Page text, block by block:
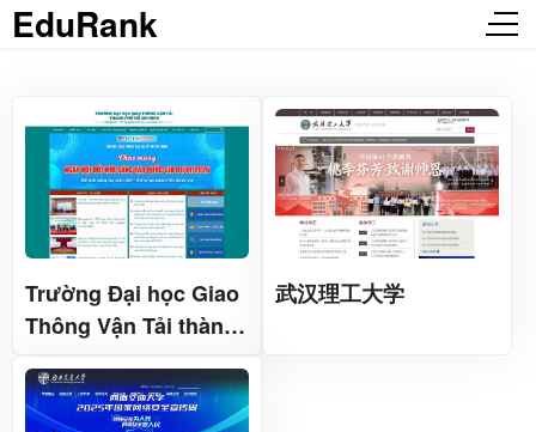
EduRank
Trường Đại học Giao
Thông Vận Tải thành
phố Hồ Chí Minh 胡志
明市交通运输大学
武汉理工大学